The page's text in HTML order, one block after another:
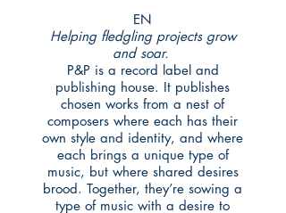
EN
Helping fledgling projects grow
and soar.
P&P is a record label and
publishing house. It publishes
chosen works from a nest of
composers where each has their
own style and identity, and where
each brings a unique type of
music, but where shared desires
brood. Together, they’re sowing a
type of music with a desire to